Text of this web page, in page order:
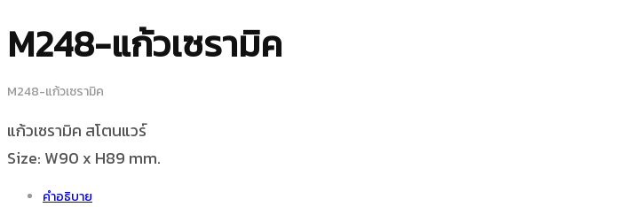
M248-แก้วเซรามิค
M248-แก้วเซรามิค
แก้วเซรามิค สโตนแวร์
Size: W90 x H89 mm.
คำอธิบาย